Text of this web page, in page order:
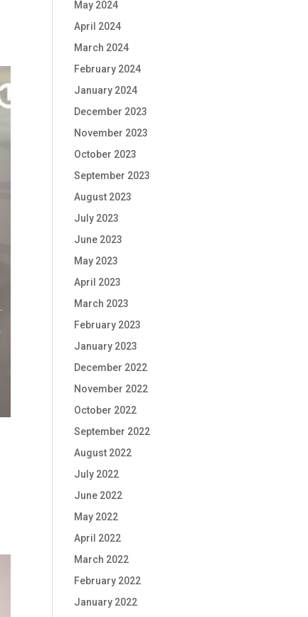
May 2024
April 2024
March 2024
February 2024
January 2024
December 2023
November 2023
October 2023
September 2023
August 2023
July 2023
June 2023
May 2023
April 2023
March 2023
February 2023
January 2023
December 2022
November 2022
October 2022
September 2022
August 2022
July 2022
June 2022
May 2022
April 2022
March 2022
February 2022
January 2022